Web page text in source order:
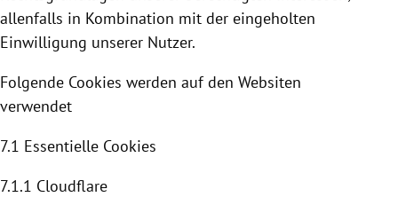
allenfalls in Kombination mit der eingeholten
Einwilligung unserer Nutzer.
Folgende Cookies werden auf den Websiten
verwendet
7.1 Essentielle Cookies
7.1.1 Cloudflare